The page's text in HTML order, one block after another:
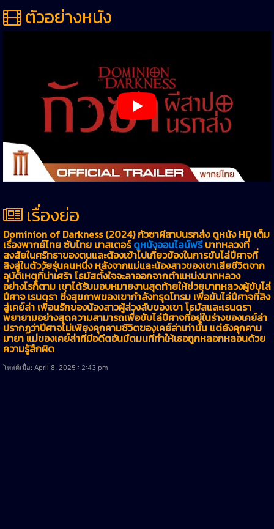
ตัวอย่างหนัง
เรื่องย่อ
Dominion of Darkness (2024) กัวซาผีสาปนรกส่ง ดูหนัง HD เต็ม
เรื่องพากย์ไทย ซับไทย มาสเตอร์ดูหนังออนไลน์ฟรีบาทหลวงที่
สงสัยในศรัทธาของตนและต้องเข้าไปเกี่ยวข้องในการขับไล่ปีศาจที่
สิงสู่ในตัววัยรุ่นคนหนึ่ง หลังจากแม่และน้องสาวของเขาเสียชีวิตจาก
อุบัติเหตุที่น่าเศร้า โธมัสตั้งใจจะลาออกจากตำแหน่งบาทหลวง
อย่างไรก็ตาม เขาได้รับมอบหมายงานสุดท้ายให้ช่วยบาทหลวงผู้ขับไล่
ปีศาจ เรนดรา ซึ่งสุขภาพของเขากำลังทรุดโทรม เพื่อขับไล่ปีศาจที่สิง
สู่เคย์ล่า เพื่อนรักของน้องสาวผู้ล่วงลับของเขา โธมัสและเรนดรา
พยายามอย่างสุดความสามารถเพื่อขับไล่ปีศาจที่อยู่ในร่างของเคย์ล่า
ปรากฏว่าปีศาจไม่เพียงคุกคามชีวิตของเคย์ล่าเท่านั้น แต่ยังคุกคาม
มายา แม่ของเคย์ล่าที่มีอดีตอันมืดมนที่ทำให้เธอถูกหลอกหลอนด้วย
ความรู้สึกผิด
โพสต์เมื่อ: April 8, 2025 : 2:43 pm